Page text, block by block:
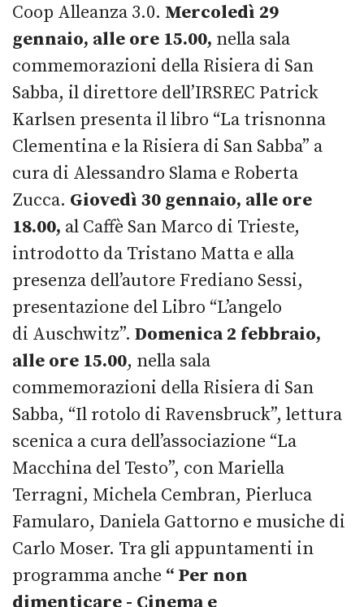
Coop Alleanza 3.0. Mercoledì 29
gennaio, alle ore 15.00, nella sala
commemorazioni della Risiera di San
Sabba, il direttore dell’IRSREC Patrick
Karlsen presenta il libro “La trisnonna
Clementina e la Risiera di San Sabba” a
cura di Alessandro Slama e Roberta
Zucca. Giovedì 30 gennaio, alle ore
18.00, al Caffè San Marco di Trieste,
introdotto da Tristano Matta e alla
presenza dell’autore Frediano Sessi,
presentazione del Libro “L’angelo
di Auschwitz”. Domenica 2 febbraio,
alle ore 15.00, nella sala
commemorazioni della Risiera di San
Sabba, “Il rotolo di Ravensbruck”, lettura
scenica a cura dell’associazione “La
Macchina del Testo”, con Mariella
Terragni, Michela Cembran, Pierluca
Famularo, Daniela Gattorno e musiche di
Carlo Moser. Tra gli appuntamenti in
programma anche “ Per non
dimenticare - Cinema e